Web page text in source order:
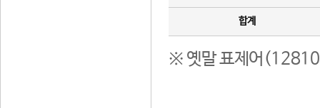
합계
※ 옛말 표제어(12810